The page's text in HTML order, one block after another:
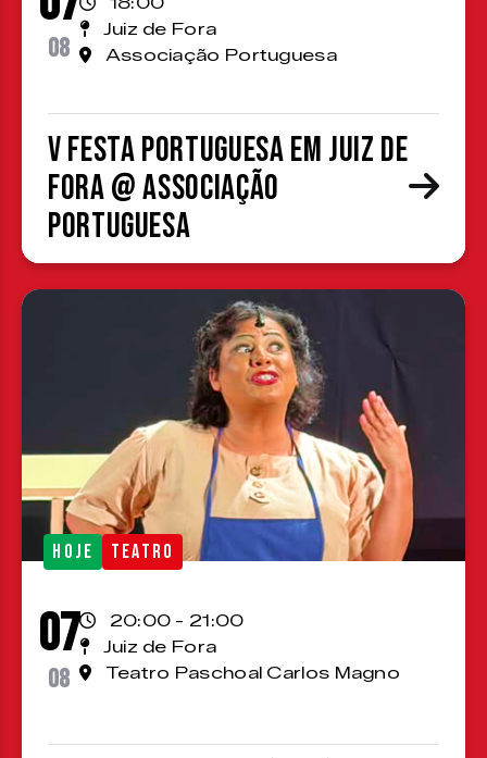
08
Juiz de Fora
Associação Portuguesa
V Festa Portuguesa em Juiz de
Fora @ Associação
Portuguesa
HOJE TEATRO
07
08
20:00 - 21:00
Juiz de Fora
Teatro Paschoal Carlos Magno